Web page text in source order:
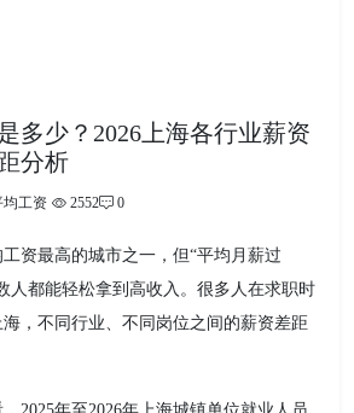
多少？2026上海各行业薪资
分析
均工资 2552 0
资最高的城市之一，但“平均月薪过
人都能轻松拿到高收入。很多人在求职时
，不同行业、不同岗位之间的薪资差距